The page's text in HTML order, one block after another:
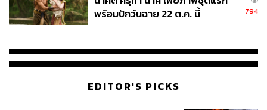
พร้อมปักวันฉาย 22 ต.ค. นี้
794
EDITOR'S PICKS